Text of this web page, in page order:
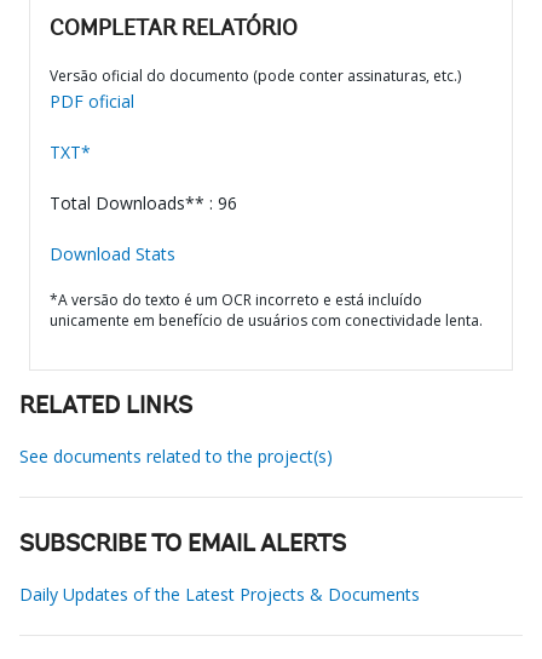
COMPLETAR RELATÓRIO
Versão oficial do documento (pode conter assinaturas, etc.)
PDF oficial
TXT*
Total Downloads** : 96
Download Stats
*A versão do texto é um OCR incorreto e está incluído
unicamente em benefício de usuários com conectividade lenta.
RELATED LINKS
See documents related to the project(s)
SUBSCRIBE TO EMAIL ALERTS
Daily Updates of the Latest Projects & Documents